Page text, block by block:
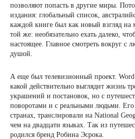
позволяют попасть в другие миры.
издания: глобальный список,
каждой книге был как новый взгляд на
той же: необязательно ехать далеко,
настоящее. Главное смотреть вокруг с
душой.
А еще был телевизионный проект.
какой действительно выглядит жизнь
украшений и постановок, но с
поворотами и с реальными людьми.
странах, транслировали на National
чем на двадцати языках. Так из
родился бренд Робина Эсрока.